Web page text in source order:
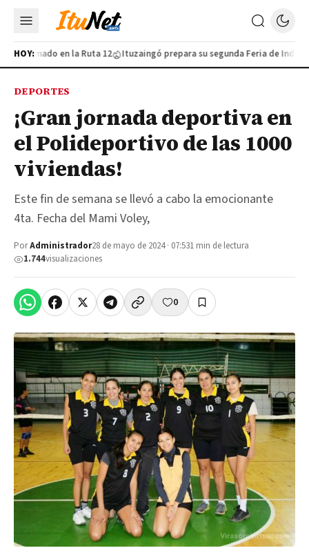
HOY:
armado en la Ruta 12 Ituzaingó prepara su segunda Feria de
DEPORTES
¡Gran jornada deportiva en
el Polideportivo de las 1000
viviendas!
Este fin de semana se llevó a cabo la emocionante
4ta. Fecha del Mami Voley,
PorAdministrador28 de mayo de 2024 · 07:531 min de lectura
1.744visualizaciones
0